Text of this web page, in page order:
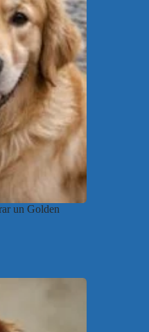
un Golden